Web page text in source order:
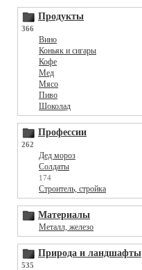
Продукты
366
Вино
Коньяк и сигары
Кофе
Мед
Мясо
Пиво
Шоколад
Профессии
262
Дед мороз
Солдаты
174
Строитель, стройка
Материалы
Металл, железо
Природа и ландшафты
535